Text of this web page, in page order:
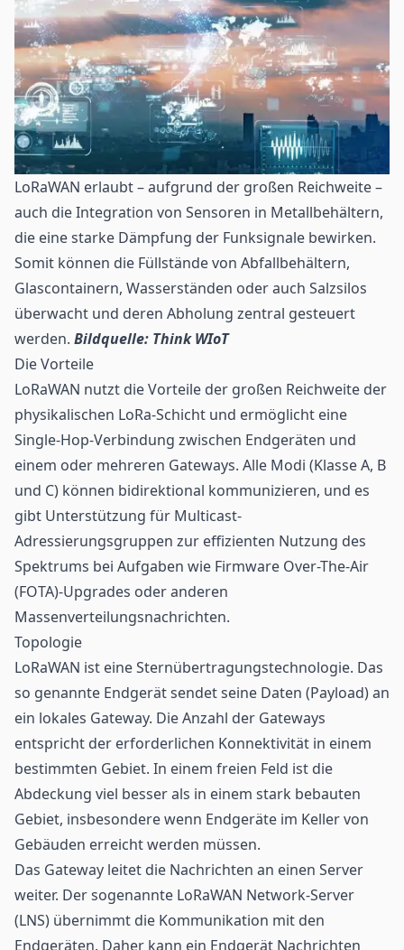
LoRaWAN erlaubt – aufgrund der großen Reichweite –
auch die Integration von Sensoren in Metallbehältern,
die eine starke Dämpfung der Funksignale bewirken.
Somit können die Füllstände von Abfallbehältern,
Glascontainern, Wasserständen oder auch Salzsilos
überwacht und deren Abholung zentral gesteuert
werden. Bildquelle: Think WIoT
Die Vorteile
LoRaWAN nutzt die Vorteile der großen Reichweite der
physikalischen LoRa-Schicht und ermöglicht eine
Single-Hop-Verbindung zwischen Endgeräten und
einem oder mehreren Gateways. Alle Modi (Klasse A, B
und C) können bidirektional kommunizieren, und es
gibt Unterstützung für Multicast-
Adressierungsgruppen zur effizienten Nutzung des
Spektrums bei Aufgaben wie Firmware Over-The-Air
(FOTA)-Upgrades oder anderen
Massenverteilungsnachrichten.
Topologie
LoRaWAN ist eine Sternübertragungstechnologie. Das
so genannte Endgerät sendet seine Daten (Payload) an
ein lokales Gateway. Die Anzahl der Gateways
entspricht der erforderlichen Konnektivität in einem
bestimmten Gebiet. In einem freien Feld ist die
Abdeckung viel besser als in einem stark bebauten
Gebiet, insbesondere wenn Endgeräte im Keller von
Gebäuden erreicht werden müssen.
Das Gateway leitet die Nachrichten an einen Server
weiter. Der sogenannte LoRaWAN Network-Server
(LNS) übernimmt die Kommunikation mit den
Endgeräten. Daher kann ein Endgerät Nachrichten